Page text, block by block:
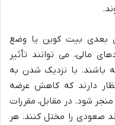
بعدی بیت کوین یا وضع
مالی، می توانند تأثیر
باشند. با نزدیک شدن به
دارند که کاهش عرضه
شود. در مقابل، مقررات
صعودی را مختل کنند. هر